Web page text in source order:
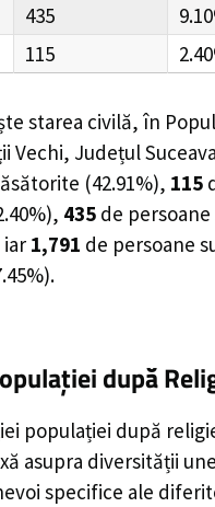
435
115
starea civilă, în
Vechi, Județul
(42.91%), 115
), 435 de persoane
iar 1,791 de persoane
).
după
populației după
asupra diversității
specifice ale